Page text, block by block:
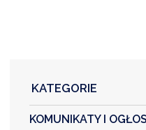
KATEGORIE
KOMUNIKATY I